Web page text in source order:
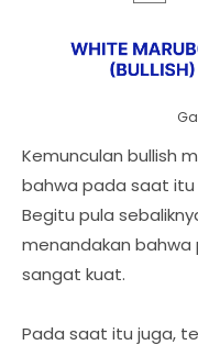
Kemunculan bullish
bahwa pada saat itu
Begitu pula
menandakan
sangat kuat.
Pada saat itu juga,